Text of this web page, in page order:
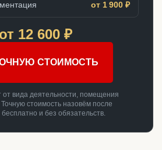
от 1 900 ₽
от 12 600 ₽
СТОИМОСТЬ
от вида деятельности, помещения
стоимость назовём после
и без обязательств.